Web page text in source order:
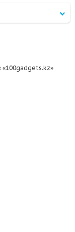
«100gadgets.kz»